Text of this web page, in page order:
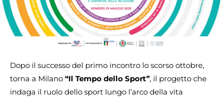
Dopo il successo del primo incontro lo scorso ottobre,
torna a Milano “Il Tempo dello Sport”, il progetto che
indaga il ruolo dello sport lungo l’arco della vita